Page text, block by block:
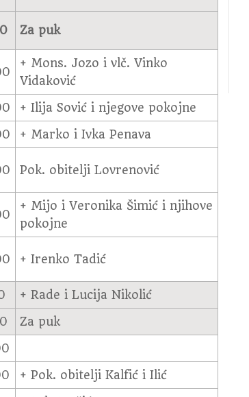
Za puk
+ Mons. Jozo i vlč. Vinko
Vidaković
+ Ilija Sović i njegove pokojne
+ Marko i Ivka Penava
Pok. obitelji Lovrenović
+ Mijo i Veronika Šimić i njihove
pokojne
+ Irenko Tadić
+ Rade i Lucija Nikolić
Za puk
+ Pok. obitelji Kalfić i Ilić